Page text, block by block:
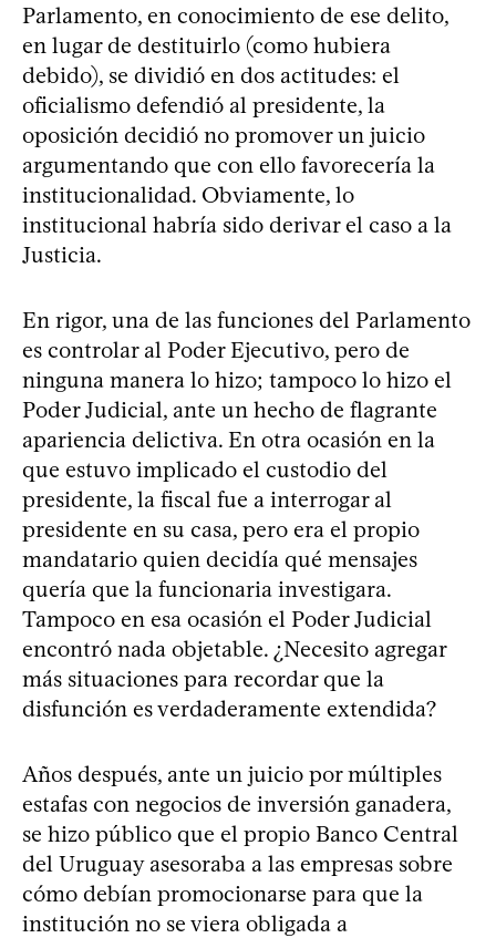
Parlamento, en conocimiento de ese delito,
en lugar de destituirlo (como hubiera
debido), se dividió en dos actitudes: el
oficialismo defendió al presidente, la
oposición decidió no promover un juicio
argumentando que con ello favorecería la
institucionalidad. Obviamente, lo
institucional habría sido derivar el caso a la
Justicia.
En rigor, una de las funciones del Parlamento
es controlar al Poder Ejecutivo, pero de
ninguna manera lo hizo; tampoco lo hizo el
Poder Judicial, ante un hecho de flagrante
apariencia delictiva. En otra ocasión en la
que estuvo implicado el custodio del
presidente, la fiscal fue a interrogar al
presidente en su casa, pero era el propio
mandatario quien decidía qué mensajes
quería que la funcionaria investigara.
Tampoco en esa ocasión el Poder Judicial
encontró nada objetable. ¿Necesito agregar
más situaciones para recordar que la
disfunción es verdaderamente extendida?
Años después, ante un juicio por múltiples
estafas con negocios de inversión ganadera,
se hizo público que el propio Banco Central
del Uruguay asesoraba a las empresas sobre
cómo debían promocionarse para que la
institución no se viera obligada a